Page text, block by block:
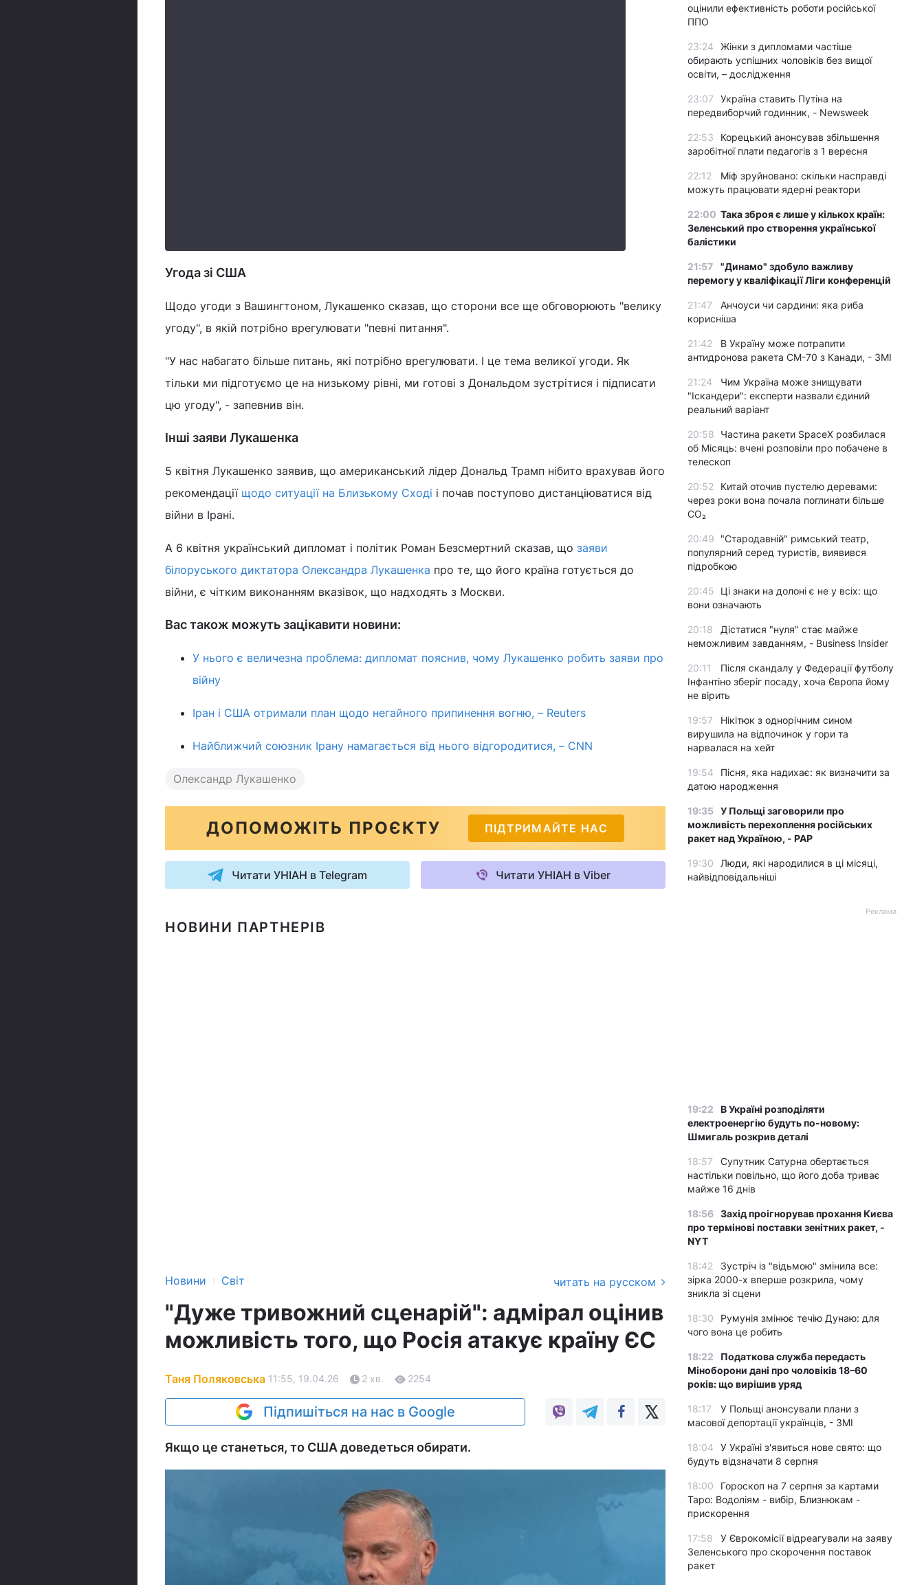
Угода зі США
Щодо угоди з Вашингтоном, Лукашенко сказав, що сторони все ще обговорюють "велику
угоду", в якій потрібно врегулювати "певні питання".
"У нас набагато більше питань, які потрібно врегулювати. І це тема великої угоди. Як
тільки ми підготуємо це на низькому рівні, ми готові з Дональдом зустрітися і підписати
цю угоду", - запевнив він.
Інші заяви Лукашенка
5 квітня Лукашенко заявив, що американський лідер Дональд Трамп нібито врахував його
рекомендації щодо ситуації на Близькому Сході і почав поступово дистанціюватися від
війни в Ірані.
А 6 квітня український дипломат і політик Роман Безсмертний сказав, що заяви
білоруського диктатора Олександра Лукашенка про те, що його країна готується до
війни, є чітким виконанням вказівок, що надходять з Москви.
Вас також можуть зацікавити новини:
У нього є величезна проблема: дипломат пояснив, чому Лукашенко робить заяви про
війну
Іран і США отримали план щодо негайного припинення вогню, – Reuters
Найближчий союзник Ірану намагається від нього відгородитися, – CNN
Олександр Лукашенко
ДОПОМОЖІТЬ ПРОЄКТУ ПІДТРИМАЙТЕ НАС
Читати УНІАН в Telegram Читати УНІАН в Viber
НОВИНИ ПАРТНЕРІВ
Новини › Світ читать на русском
"Дуже тривожний сценарій": адмірал оцінив
можливість того, що Росія атакує країну ЄС
Таня Поляковська 11:55, 19.04.26 2 хв. 2254
Підпишіться на нас в Google
Якщо це станеться, то США доведеться обирати.
оцінили ефективність роботи російської
ППО
23:24
Жінки з дипломами частіше
обирають успішних чоловіків без вищої
освіти, – дослідження
23:07
Україна ставить Путіна на
передвиборчий годинник, - Newsweek
22:53
Корецький анонсував збільшення
заробітної плати педагогів з 1 вересня
22:12
Міф зруйновано: скільки насправді
можуть працювати ядерні реактори
22:00 Така зброя є лише у кількох країн:
Зеленський про створення української
балістики
21:57
"Динамо" здобуло важливу
перемогу у кваліфікації Ліги конференцій
21:47
Анчоуси чи сардини: яка риба
корисніша
21:42
В Україну може потрапити
антидронова ракета CM-70 з Канади, - ЗМІ
21:24
Чим Україна може знищувати
"Іскандери": експерти назвали єдиний
реальний варіант
20:58
Частина ракети SpaceX розбилася
об Місяць: вчені розповіли про побачене в
телескоп
20:52
Китай оточив пустелю деревами:
через роки вона почала поглинати більше
CO₂
20:49
"Стародавній" римський театр,
популярний серед туристів, виявився
підробкою
20:45
Ці знаки на долоні є не у всіх: що
вони означають
20:18
Дістатися "нуля" стає майже
неможливим завданням, - Business Insider
20:11
Після скандалу у Федерації футболу
Інфантіно зберіг посаду, хоча Європа йому
не вірить
19:57
Нікітюк з однорічним сином
вирушила на відпочинок у гори та
нарвалася на хейт
19:54
Пісня, яка надихає: як визначити за
датою народження
19:35 У Польщі заговорили про
можливість перехоплення російських
ракет над Україною, - PAP
19:30
Люди, які народилися в ці місяці,
найвідповідальніші
Реклама
19:22
В Україні розподіляти
електроенергію будуть по-новому:
Шмигаль розкрив деталі
18:57
Супутник Сатурна обертається
настільки повільно, що його доба триває
майже 16 днів
18:56 Захід проігнорував прохання Києва
про термінові поставки зенітних ракет, -
NYT
18:42
Зустріч із "відьмою" змінила все:
зірка 2000-х вперше розкрила, чому
зникла зі сцени
18:30
Румунія змінює течію Дунаю: для
чого вона це робить
18:22
Податкова служба передасть
Міноборони дані про чоловіків 18–60
років: що вирішив уряд
18:17
У Польщі анонсували плани з
масової депортації українців, - ЗМІ
18:04
У Україні з'явиться нове свято: що
будуть відзначати 8 серпня
18:00
Гороскоп на 7 серпня за картами
Таро: Водоліям - вибір, Близнюкам -
прискорення
17:58
У Єврокомісії відреагували на заяву
Зеленського про скорочення поставок
ракет